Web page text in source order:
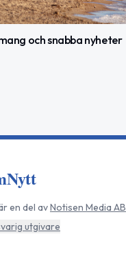
och snabba nyheter
en del avNotisen Media AB
utgivare